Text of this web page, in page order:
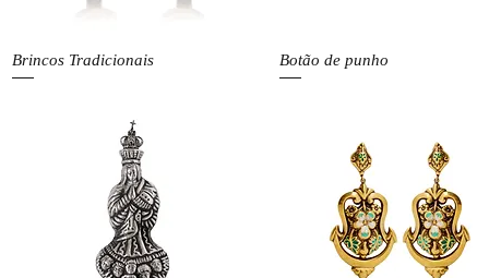
Visualização rápida
Brincos Tradicionais Visualização rápida
Botão de punho